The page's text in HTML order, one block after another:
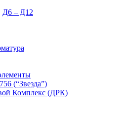
Д6 – Д12
(“Звезда”)
Комплекс (ДРК)